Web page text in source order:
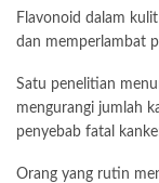
Flavonoid dalam
dan memperlambat
Satu penelitian
mengurangi jumlah
penyebab fatal
Orang yang rutin